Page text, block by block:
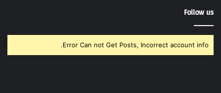
Follow us
Error Can not Get Posts, Incorrect account info.